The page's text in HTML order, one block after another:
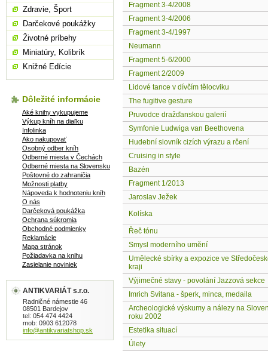
Fragment 3-4/2008
Fragment 3-4/2006
Fragment 3-4/1997
Neumann
Fragment 5-6/2000
Fragment 2/2009
Lidové tance v dívčím tělocviku
The fugitive gesture
Pruvodce dražďanskou galerií
Symfonie Ludwiga van Beethovena
Hudební slovník cizích výrazu a rčení
Cruising in style
Bazén
Fragment 1/2013
Jaroslav Ježek
Kolíska
Řeč tónu
Smysl moderního umění
Umělecké sbírky a expozice ve
kraji
Výjimečné stavy - povolání Jazzová sekce
Imrich Svitana - šperk, minca, medaila
Archeologické výskumy a nálezy na
roku 2002
Estetika situací
Úlety
Zdravie, Šport
Darčekové poukážky
Životné príbehy
Miniatúry, Kolibrík
Knižné Edície
Dôležité informácie
Aké knihy vykupujeme
Výkup kníh na diaľku
Infolinka
Ako nakupovať
Osobný odber kníh
Odberné miesta v Čechách
Odberné miesta na Slovensku
Poštovné do zahraničia
Možnosti platby
Nápoveda k hodnoteniu kníh
O nás
Darčeková poukážka
Ochrana súkromia
Obchodné podmienky
Reklamácie
Mapa stránok
Požiadavka na knihu
Zasielanie noviniek
ANTIKVARIÁT s.r.o.
Radničné námestie 46
08501 Bardejov
tel: 054 474 4424
mob: 0903 612078
info@antikvariatshop.sk